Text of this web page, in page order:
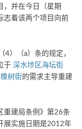
，并在今日（星期
志着该两个项目向前
）（a）条的规定，
于 深水埗区海坛街
树街的需求主导重建
重建局条例》第26条
展实施日期是2012年